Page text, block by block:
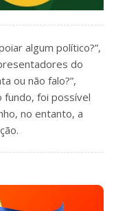
algum político?”,
do
ou não falo?”,
fundo, foi possível
no entanto, a